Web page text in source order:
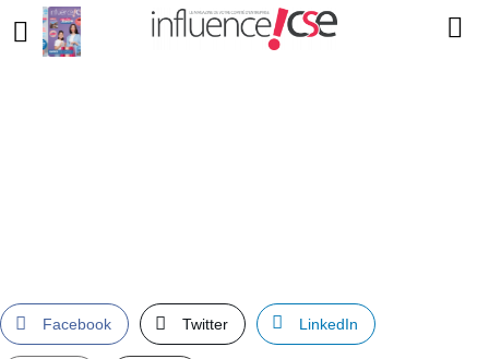
Facebook Twitter LinkedIn